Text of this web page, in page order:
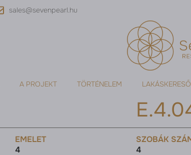
sales@sevenpearl.hu
A PROJEKT TÖRTÉNELEM LAKÁSKERESŐ
EMELET
4
SZOBÁK
4